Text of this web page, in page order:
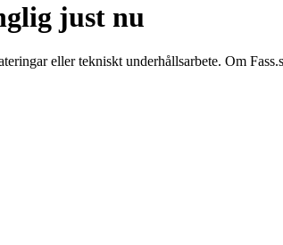
just nu
eller tekniskt underhållsarbete. Om